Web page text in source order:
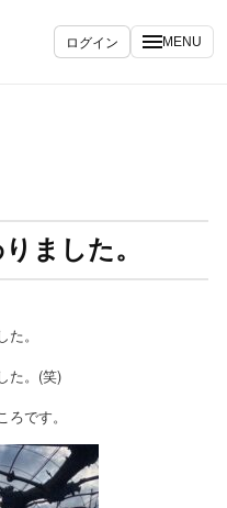
ログイン MENU
ました。
。
た。(笑)
です。